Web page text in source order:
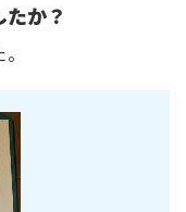
か？